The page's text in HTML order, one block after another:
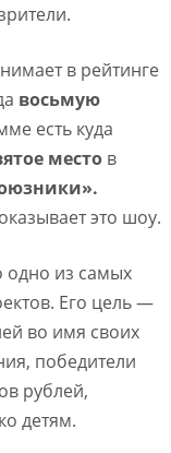
в рейтинге
восьмую
есть куда
местов
это шоу.
одно из самых
Его цель —
во имя своих
победители
рублей,
детям.